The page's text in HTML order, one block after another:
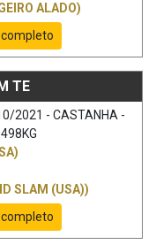
ALADO)
TE
2021 - CASTANHA -
SLAM (USA))